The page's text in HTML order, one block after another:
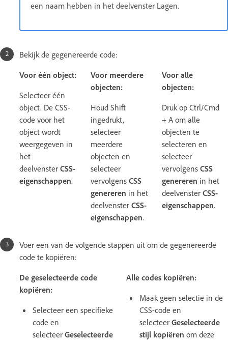
een naam hebben in het deelvenster Lagen.
Bekijk de gegenereerde code:
Voor één object:
Selecteer één
object. De CSS-
code voor het
object wordt
weergegeven in
het
deelvenster CSS-
eigenschappen.
Voor meerdere
objecten:
Houd Shift
ingedrukt,
selecteer
meerdere
objecten en
selecteer
vervolgens CSS
genereren in het
deelvenster CSS-
eigenschappen.
Voor alle
objecten:
Druk op Ctrl/Cmd
+ A om alle
objecten te
selecteren en
selecteer
vervolgens CSS
genereren in het
deelvenster CSS-
eigenschappen.
Voer een van de volgende stappen uit om de gegenereerde
code te kopiëren:
De geselecteerde code
kopiëren:
Selecteer een specifieke
code en
selecteer Geselecteerde
Alle codes kopiëren:
Maak geen selectie in de
CSS-code en
selecteer Geselecteerde
stijl kopiëren om deze